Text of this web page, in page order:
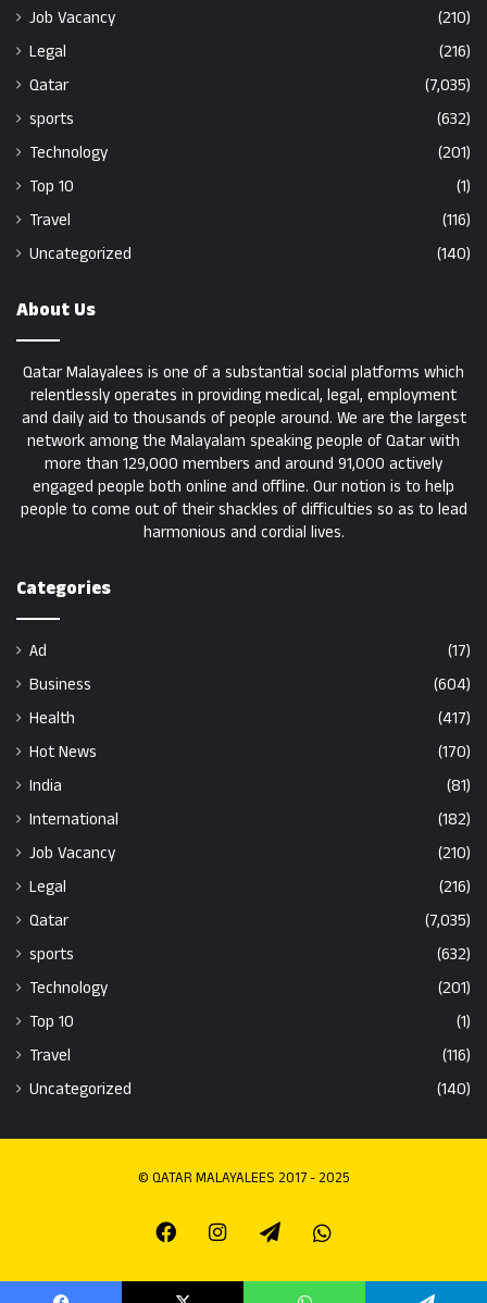
Job Vacancy
(210)
Legal
(216)
Qatar
(7,035)
sports
(632)
Technology
(201)
Top 10
(1)
Travel
(116)
Uncategorized
(140)
About Us
Qatar Malayalees is one of a substantial social platforms which
relentlessly operates in providing medical, legal, employment
and daily aid to thousands of people around. We are the largest
network among the Malayalam speaking people of Qatar with
more than 129,000 members and around 91,000 actively
engaged people both online and offline. Our notion is to help
people to come out of their shackles of difficulties so as to lead
harmonious and cordial lives.
Categories
Ad
(17)
Business
(604)
Health
(417)
Hot News
(170)
India
(81)
International
(182)
Job Vacancy
(210)
Legal
(216)
Qatar
(7,035)
sports
(632)
Technology
(201)
Top 10
(1)
Travel
(116)
Uncategorized
(140)
© QATAR MALAYALEES 2017 - 2025
FacebookInstagramTelegramWhatsapp